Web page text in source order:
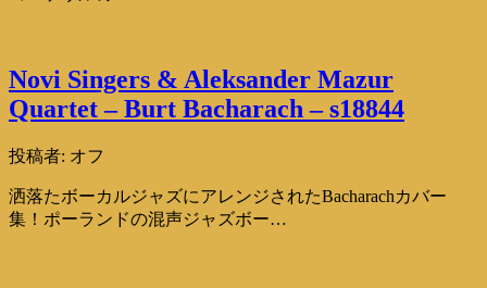
Novi Singers & Aleksander Mazur
Quartet – Burt Bacharach – s18844
投稿者: オフ
洒落たボーカルジャズにアレンジされたBacharachカバー
集！ポーランドの混声ジャズボー…